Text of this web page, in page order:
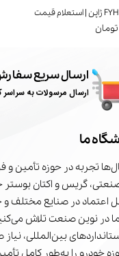
ارسال سریع
ارسال مرسولات به سراسر
ما
تجربه در حوزه تأمین
صنعتی، گریس و اکتان بوستر
اعتماد در صنایع مختلف
در نوین صنعت تلاش
بین‌المللی، نیاز